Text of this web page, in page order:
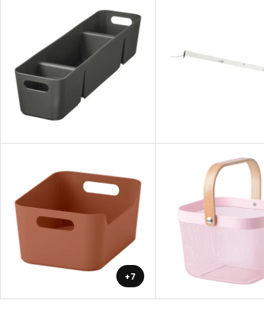
+7